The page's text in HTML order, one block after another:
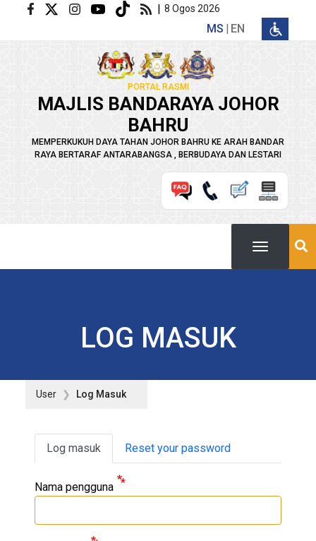
Langkau ke kandungan utama | 8 Ogos 2026
MS EN
PORTAL RASMI
MAJLIS BANDARAYA JOHOR
BAHRU
MEMPERKUKUH DAYA TAHAN JOHOR BAHRU KE ARAH BANDAR
RAYA BERTARAF ANTARABANGSA , BERBUDAYA DAN LESTARI
LOG MASUK
User Log Masuk
Primary tabs
Log masuk Reset your password
Nama pengguna